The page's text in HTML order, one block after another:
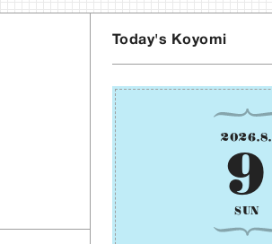
Today's Koyomi
2026.8.
9
SUN